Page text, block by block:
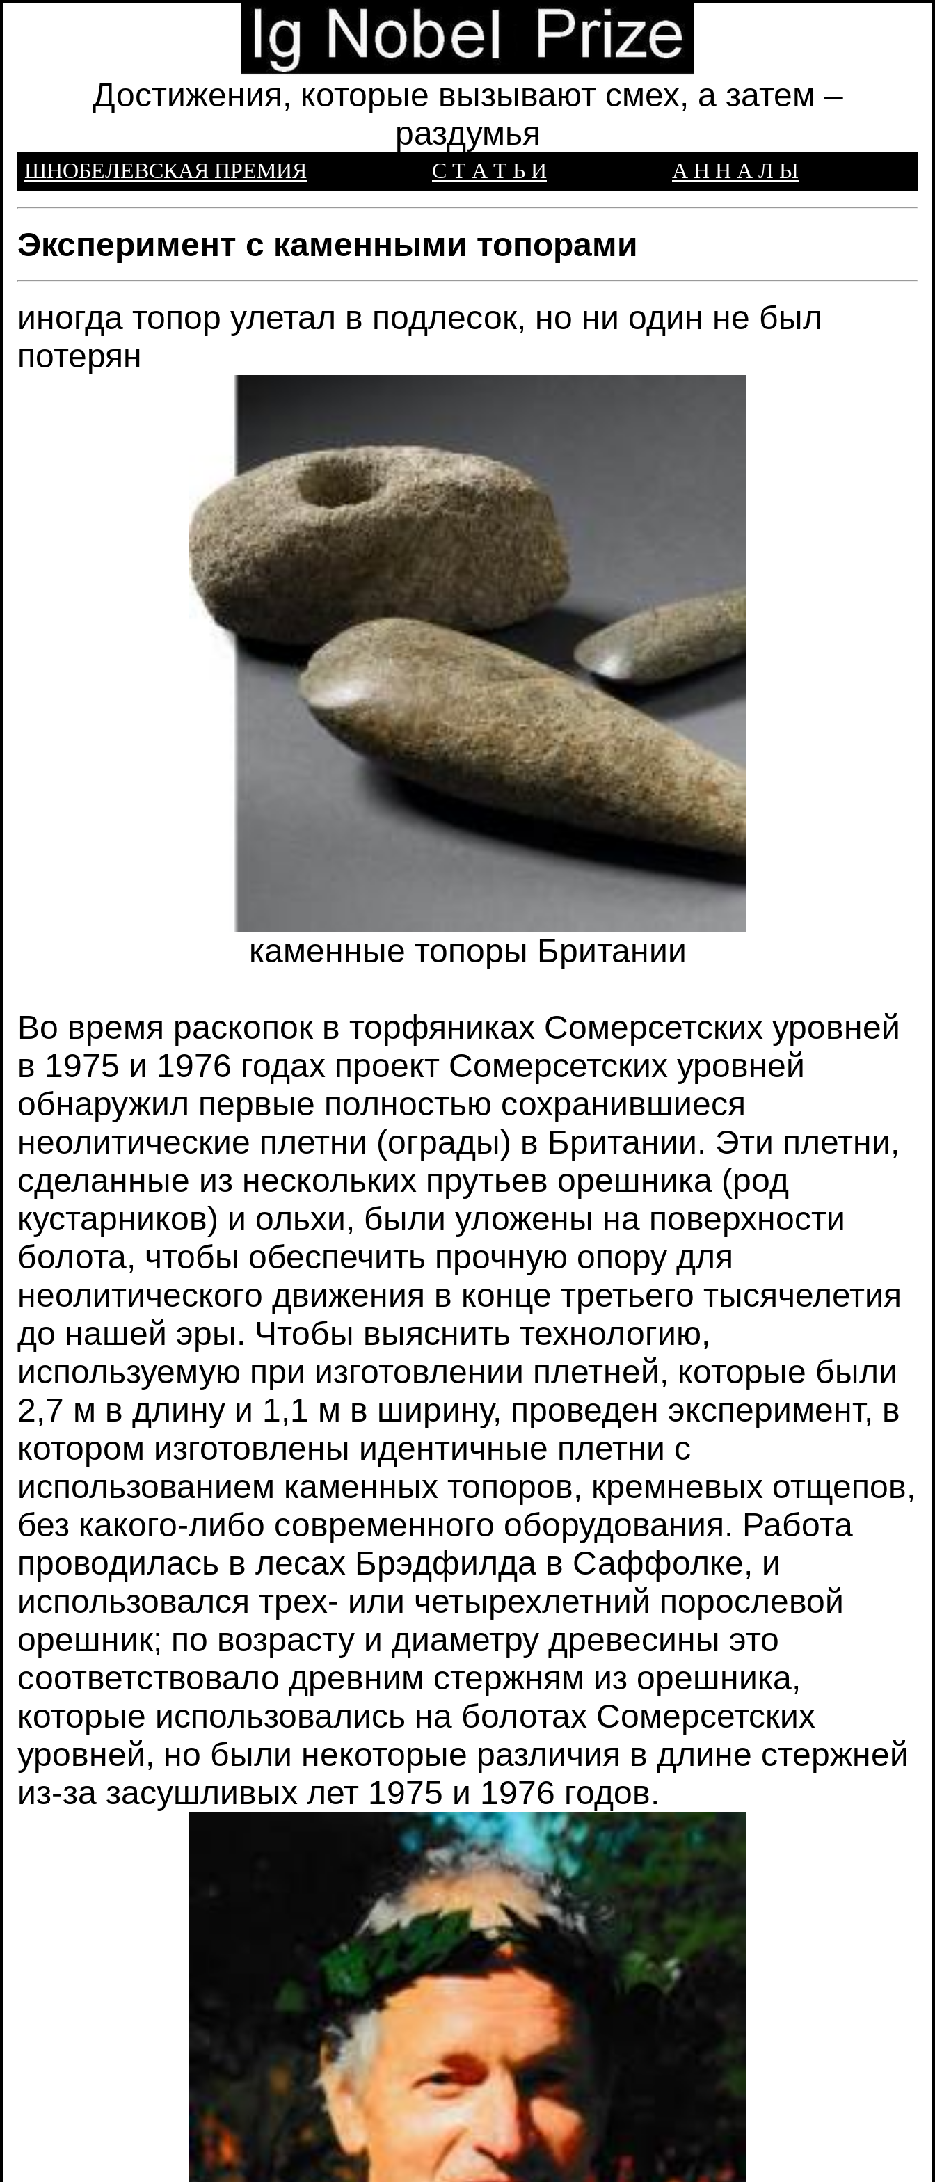
Достижения, которые вызывают смех, а затем –
раздумья
ШНОБЕЛЕВСКАЯ ПРЕМИЯ С Т А Т Ь И А Н Н А Л Ы
Эксперимент с каменными топорами
иногда топор улетал в подлесок, но ни один не был
потерян
каменные топоры Британии
Во время раскопок в торфяниках Сомерсетских уровней
в 1975 и 1976 годах проект Сомерсетских уровней
обнаружил первые полностью сохранившиеся
неолитические плетни (ограды) в Британии. Эти плетни,
сделанные из нескольких прутьев орешника (род
кустарников) и ольхи, были уложены на поверхности
болота, чтобы обеспечить прочную опору для
неолитического движения в конце третьего тысячелетия
до нашей эры. Чтобы выяснить технологию,
используемую при изготовлении плетней, которые были
2,7 м в длину и 1,1 м в ширину, проведен эксперимент, в
котором изготовлены идентичные плетни с
использованием каменных топоров, кремневых отщепов,
без какого-либо современного оборудования. Работа
проводилась в лесах Брэдфилда в Саффолке, и
использовался трех- или четырехлетний порослевой
орешник; по возрасту и диаметру древесины это
соответствовало древним стержням из орешника,
которые использовались на болотах Сомерсетских
уровней, но были некоторые различия в длине стержней
из-за засушливых лет 1975 и 1976 годов.